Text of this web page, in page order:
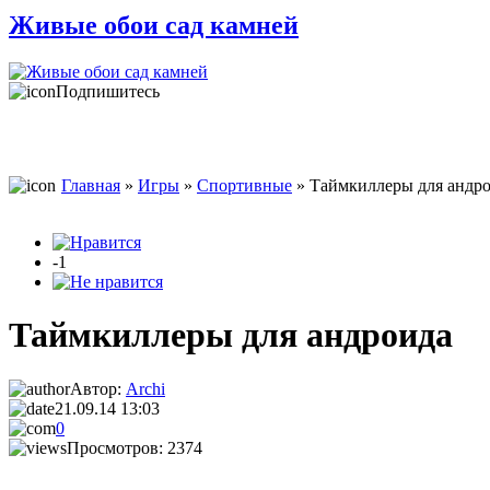
Живые обои сад камней
Подпишитесь
Главная » Игры » Спортивные » Таймкиллеры для
-1
Таймкиллеры для андроида
Автор: Archi
21.09.14 13:03
0
Просмотров: 2374